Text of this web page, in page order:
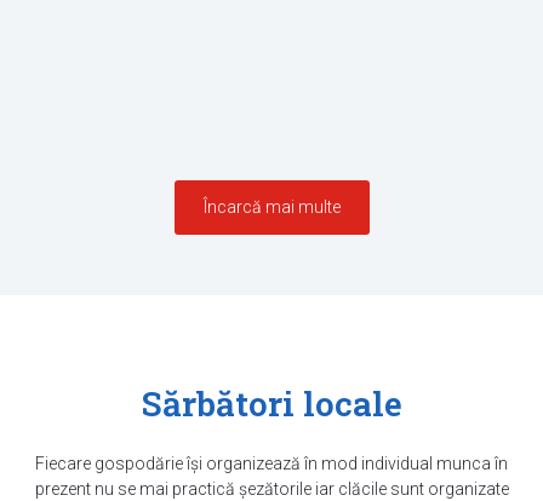
Încarcă mai multe
Sărbători locale
Fiecare gospodărie își organizează în mod individual munca în
prezent nu se mai practică șezătorile iar clăcile sunt organizate